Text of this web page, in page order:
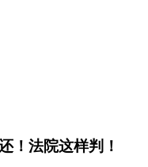
！法院这样判！